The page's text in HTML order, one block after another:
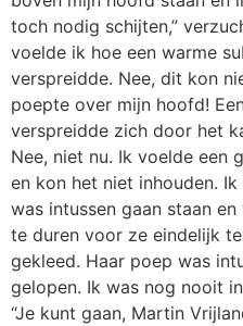
toch nodig schijten,”
voelde ik hoe een warme
verspreidde. Nee, dit kon
poepte over mijn hoofd!
verspreidde zich door het
Nee, niet nu. Ik voelde een
en kon het niet inhouden.
was intussen gaan staan
te duren voor ze eindelijk
gekleed. Haar poep was
gelopen. Ik was nog nooit
“Je kunt gaan, Martin